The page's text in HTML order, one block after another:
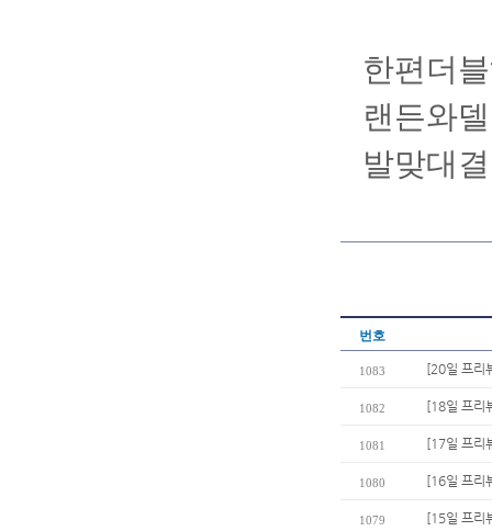
한편더
랜든와
발맞대
번호
1083 [20일 프리
1082 [18일 프리
1081 [17일 프리
1080 [16일 프리
1079 [15일 프리